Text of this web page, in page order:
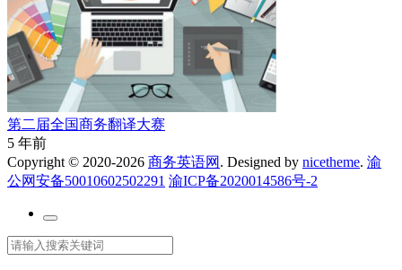
第二届全国商务翻译大赛
5 年前
Copyright © 2020-2026 商务英语网 . Designed by nicetheme. 渝
公网安备50010602502291 渝ICP备2020014586号-2